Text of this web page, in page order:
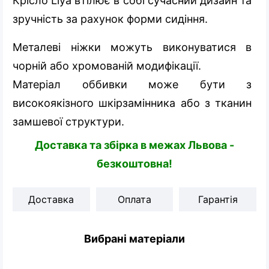
зручність за рахунок форми сидіння.
Металеві ніжки можуть виконуватися в
чорній або хромованій модифікації.
Матеріал оббивки може бути з
високоякізного шкірзамінника або з тканин
замшевої структури.
Доставка та збірка в межах Львова -
безкоштовна!
Доставка Оплата Гарантія
Вибрані матеріали